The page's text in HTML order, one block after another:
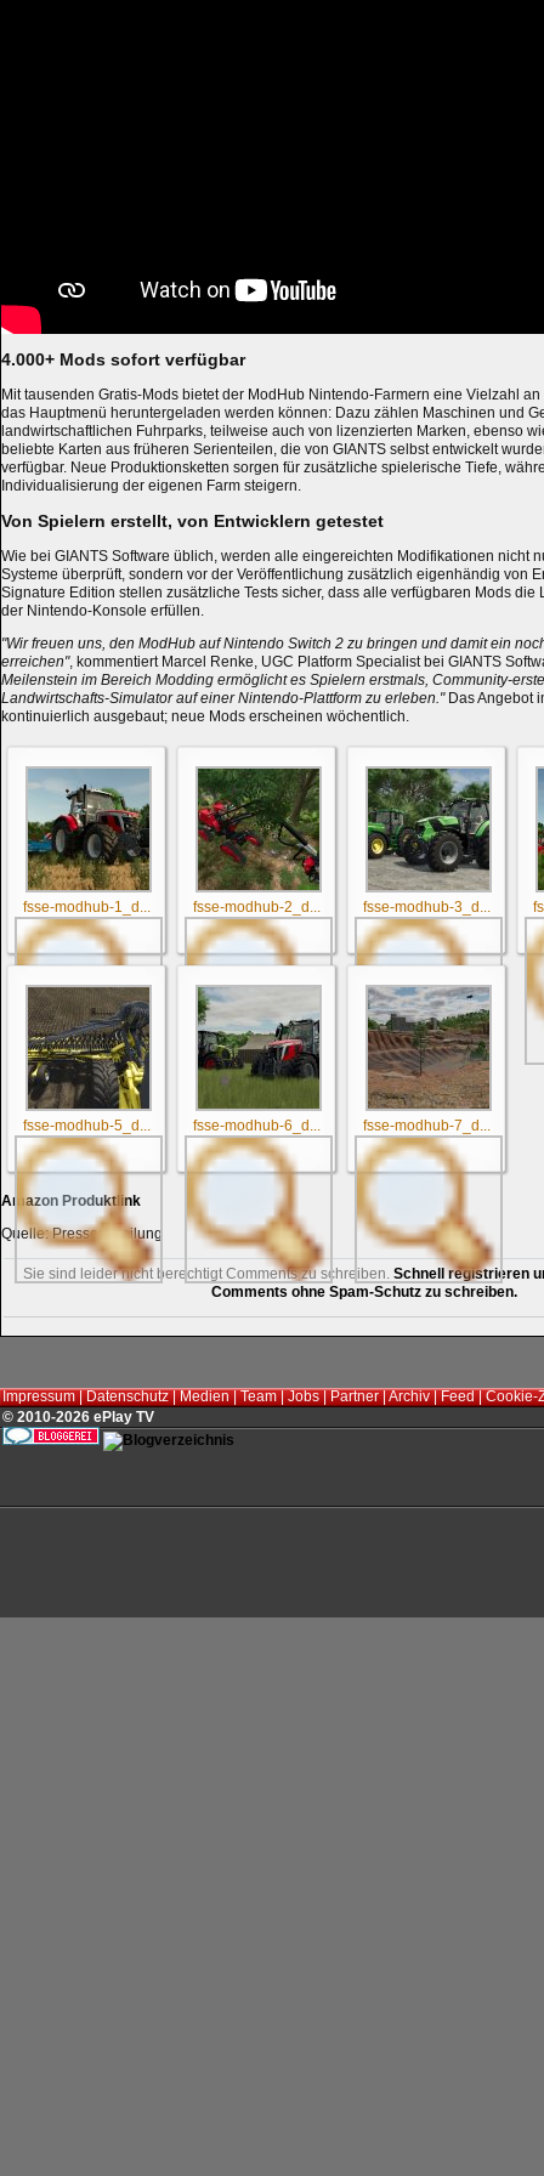
4.000+ Mods sofort verfügbar
Mit tausenden Gratis-Mods bietet der ModHub Nintendo-Farmern eine Vielzahl
das Hauptmenü heruntergeladen werden können: Dazu zählen Maschinen und
landwirtschaftlichen Fuhrparks, teilweise auch von lizenzierten Marken, ebenso
beliebte Karten aus früheren Serienteilen, die von GIANTS selbst entwickelt
verfügbar. Neue Produktionsketten sorgen für zusätzliche spielerische Tiefe,
Individualisierung der eigenen Farm steigern.
Von Spielern erstellt, von Entwicklern getestet
Wie bei GIANTS Software üblich, werden alle eingereichten Modifikationen nicht
Systeme überprüft, sondern vor der Veröffentlichung zusätzlich eigenhändig von
Signature Edition stellen zusätzliche Tests sicher, dass alle verfügbaren Mods die
der Nintendo-Konsole erfüllen.
"Wir freuen uns, den ModHub auf Nintendo Switch 2 zu bringen und damit ein
erreichen", kommentiert Marcel Renke, UGC Platform Specialist bei GIANTS
Meilenstein im Bereich Modding ermöglicht es Spielern erstmals, Community-
Landwirtschafts-Simulator auf einer Nintendo-Plattform zu erleben."Das Angebot
kontinuierlich ausgebaut; neue Mods erscheinen wöchentlich.
fsse-modhub-1_d... fsse-modhub-2_d... fsse-modhub-3_d...
fsse-modhub-5_d... fsse-modhub-6_d... fsse-modhub-7_d...
Amazon Produktlink
Quelle: Pressemitteilung
Sie sind leider nicht berechtigt Comments zu schreiben. Schnell registrieren
Comments ohne Spam-Schutz zu schreiben.
Impressum|Datenschutz|Medien|Team|Jobs|Partner|Archiv|Feed|Cookie-
© 2010-2026 ePlay TV